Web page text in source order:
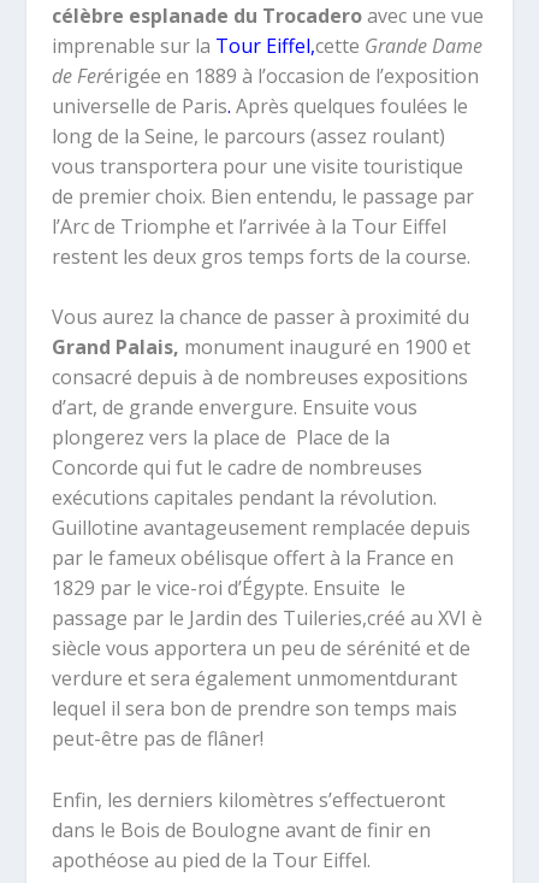
célèbre esplanade du Trocaderoavec une vue
imprenable sur la Tour Eiffel,cette Grande Dame
de Ferérigée en 1889 à l’occasion de l’exposition
universelle de Paris. Après quelques foulées le
long de la Seine, le parcours (assez roulant)
vous transportera pour une visite touristique
de premier choix. Bien entendu, le passage par
l’Arc de Triomphe et l’arrivée à la Tour Eiffel
restent les deux gros temps forts de la course.
Vous aurez la chance de passer à proximité du
Grand Palais, monument inauguré en 1900 et
consacré depuis à de nombreuses expositions
d’art, de grande envergure. Ensuite vous
plongerez vers la place de Place de la
Concorde qui fut le cadre de nombreuses
exécutions capitales pendant la révolution.
Guillotine avantageusement remplacée depuis
par le fameux obélisque offert à la France en
1829 par le vice-roi d’Égypte. Ensuite le
passage par le Jardin des Tuileries,créé au XVI è
siècle vous apportera un peu de sérénité et de
verdure et sera également unmomentdurant
lequel il sera bon de prendre son temps mais
peut-être pas de flâner!
Enfin, les derniers kilomètres s’effectueront
dans le Bois de Boulogne avant de finir en
apothéose au pied de la Tour Eiffel.